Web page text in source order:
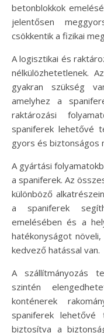
betonblokkok
jelentősen
csökkentik a fizikai
A logisztikai és
nélkülözhetetlenek.
gyakran szükség
amelyhez a
raktározási
spaniferek lehetővé
gyors és biztonságos
A gyártási
a spaniferek. Az
különböző
a spaniferek
emelésében és a
hatékonyságot
kedvező hatással van.
A szállítmányozás
szintén
konténerek
spaniferek
biztosítva a